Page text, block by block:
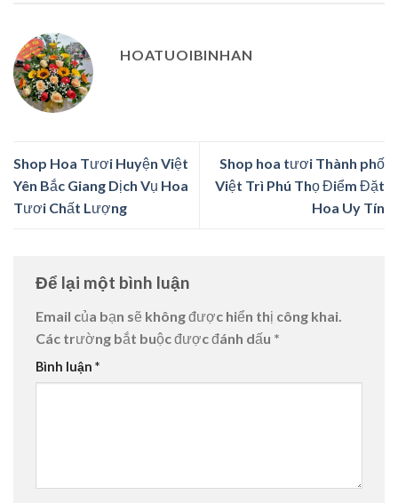
HOATUOIBINHAN
Shop Hoa Tươi Huyện Việt
Yên Bắc Giang Dịch Vụ Hoa
Tươi Chất Lượng
Shop hoa tươi Thành phố
Việt Trì Phú Thọ Điểm Đặt
Hoa Uy Tín
Để lại một bình luận
Email của bạn sẽ không được hiển thị công khai.
Các trường bắt buộc được đánh dấu *
Bình luận *